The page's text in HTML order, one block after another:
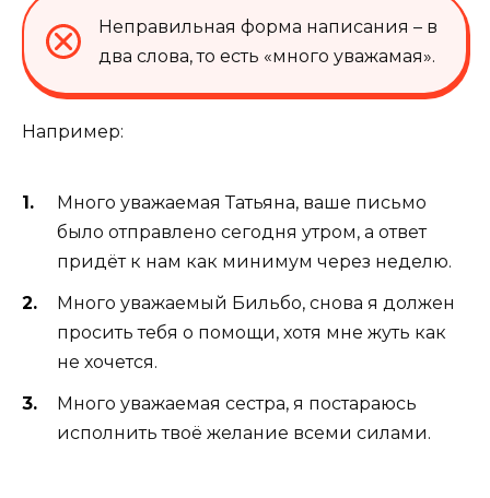
Неправильная форма написания – в
два слова, то есть «много уважамая».
Например:
Много уважаемая Татьяна, ваше письмо
было отправлено сегодня утром, а ответ
придёт к нам как минимум через неделю.
Много уважаемый Бильбо, снова я должен
просить тебя о помощи, хотя мне жуть как
не хочется.
Много уважаемая сестра, я постараюсь
исполнить твоё желание всеми силами.